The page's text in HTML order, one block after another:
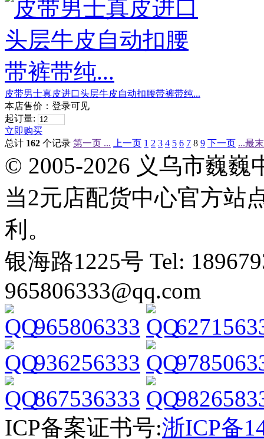
皮带男士真皮进口头层牛皮自动扣腰带裤带纯...
本店售价： 登录可见
起订量:
立即购买
总计 162 个记录 第一页 ... 上一页 1 2 3 4 5 6 7 8 9 下一页 ...最
© 2005-2026 义乌市巍
当2元店配货中心官方站
利。
银海路1225号 Tel:
965806333@qq.com
965806333
936256333
867536333
ICP备案证书号:浙ICP备